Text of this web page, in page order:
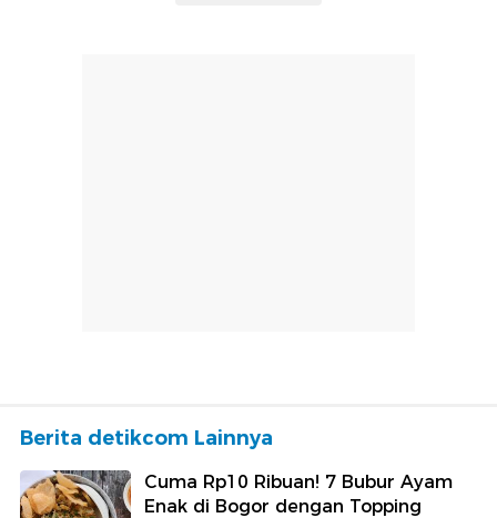
Berita detikcom Lainnya
Cuma Rp10 Ribuan! 7 Bubur Ayam
Enak di Bogor dengan Topping